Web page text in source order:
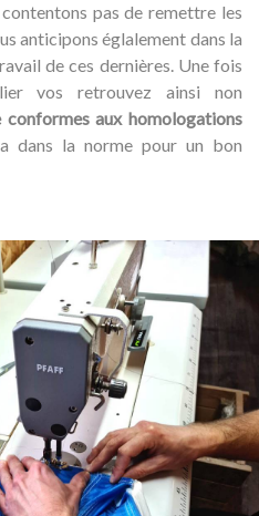
pas de remettre les
anticipons églalement dans la
de ces dernières. Une fois
vos retrouvez ainsi non
conformes aux homologations
dans la norme pour un bon